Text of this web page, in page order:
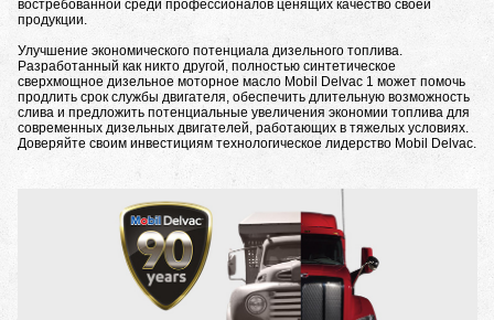
востребованной среди профессионалов ценящих качество своей
продукции.
Улучшение экономического потенциала дизельного топлива.
Разработанный как никто другой, полностью синтетическое
сверхмощное дизельное моторное масло Mobil Delvac 1 может помочь
продлить срок службы двигателя, обеспечить длительную возможность
слива и предложить потенциальные увеличения экономии топлива для
современных дизельных двигателей, работающих в тяжелых условиях.
Доверяйте своим инвестициям технологическое лидерство Mobil Delvac.